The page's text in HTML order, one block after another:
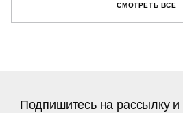
СМОТРЕТЬ ВСЕ
Подпишитесь на рассылку